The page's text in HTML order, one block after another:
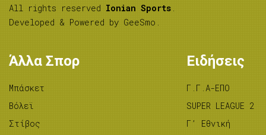
All rights reserved Ionian Sports .
Developed & Powered by GeeSmo .
Άλλα Σπορ
Μπάσκετ
Βόλεϊ
Στίβος
Ειδήσεις
Γ.Γ.Α-ΕΠΟ
SUPER LEAGUE 2
Γ’ Εθνική